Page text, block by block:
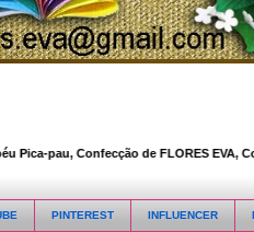
pau, Confecção de FLORES EVA,
PINTEREST INFLUENCER